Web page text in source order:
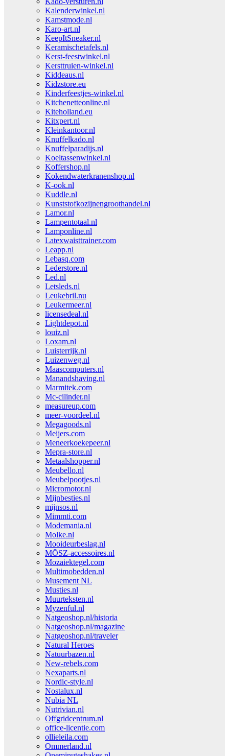
Kalenderwinkel.nl
Kamstmode.nl
Karo-art.nl
KeepItSneaker.nl
Keramischetafels.nl
Kerst-feestwinkel.nl
Kersttruien-winkel.nl
Kiddeaus.nl
Kidzstore.eu
Kinderfeestjes-winkel.nl
Kitchenetteonline.nl
Kiteholland.eu
Kitxpert.nl
Kleinkantoor.nl
Knuffelkado.nl
Knuffelparadijs.nl
Koeltassenwinkel.nl
Koffershop.nl
Kokendwaterkranenshop.nl
K-ook.nl
Kuddle.nl
Kunststofkozijnengroothandel.nl
Lamor.nl
Lampentotaal.nl
Lamponline.nl
Latexwaisttrainer.com
Leapp.nl
Lebasq.com
Lederstore.nl
Led.nl
Letsleds.nl
Leukebril.nu
Leukermeer.nl
licensedeal.nl
Lightdepot.nl
louiz.nl
Loxam.nl
Luisterrijk.nl
Luizenweg.nl
Maascomputers.nl
Manandshaving.nl
Marmitek.com
Mc-cilinder.nl
measureup.com
meer-voordeel.nl
Megagoods.nl
Meijers.com
Meneerkoekepeer.nl
Mepra-store.nl
Metaalshopper.nl
Meubello.nl
Meubelpootjes.nl
Micromotor.nl
Mijnbesties.nl
mijnsos.nl
Mimmti.com
Modemania.nl
Molke.nl
Mooideurbeslag.nl
MŌSZ-accessoires.nl
Mozaiektegel.com
Multimobedden.nl
Musement NL
Musties.nl
Muurteksten.nl
Myzenful.nl
Natgeoshop.nl/historia
Natgeoshop.nl/magazine
Natgeoshop.nl/traveler
Natural Heroes
Natuurbazen.nl
New-rebels.com
Nexaparts.nl
Nordic-style.nl
Nostalux.nl
Nubia NL
Nutrivian.nl
Offgridcentrum.nl
office-licentie.com
ollieleila.com
Ommerland.nl